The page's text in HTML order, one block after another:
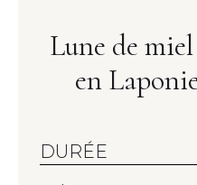
Lune de
en
DURÉE